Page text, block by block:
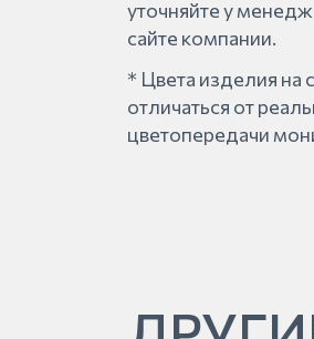
уточняйте у
сайте компании.
* Цвета изделия на
отличаться от
цветопередачи